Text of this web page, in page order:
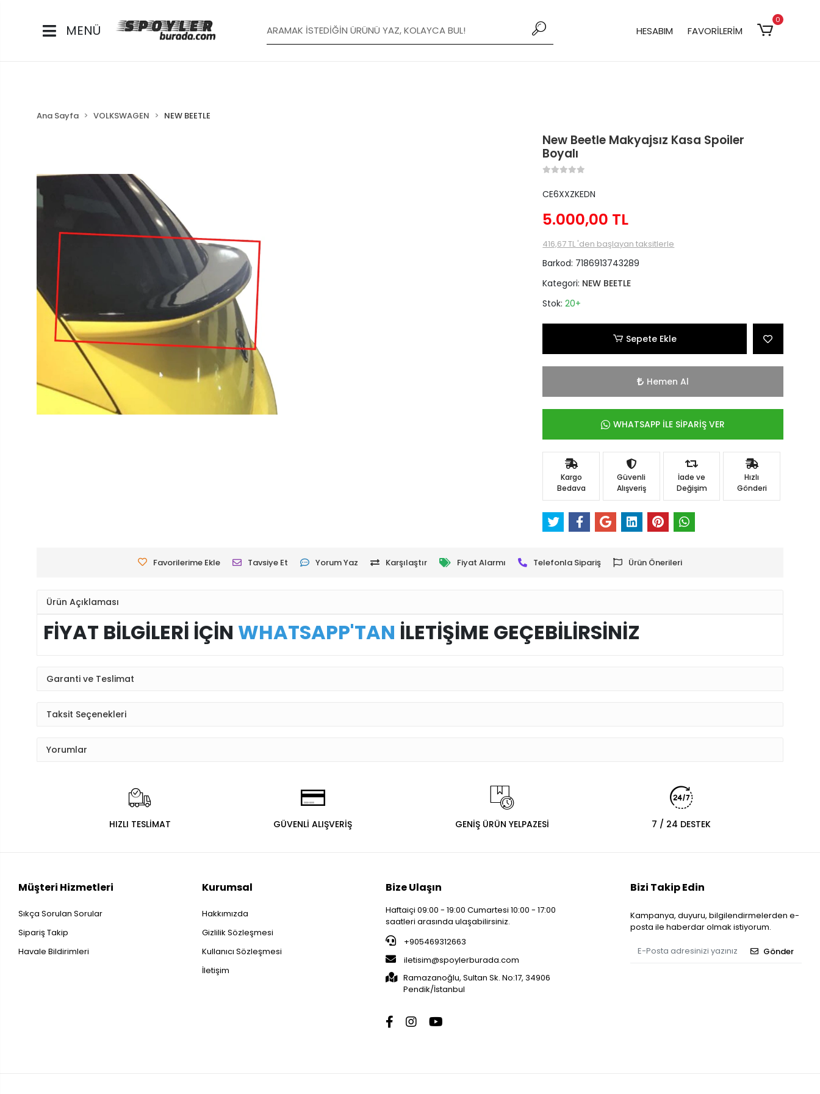
MENÜ HESABIM FAVORİLERİM
0
Ana Sayfa VOLKSWAGEN NEW BEETLE
New Beetle Makyajsız Kasa Spoiler
Boyalı
CE6XXZKEDN
5.000,00 TL
416,67 TL 'den başlayan taksitlerle
Barkod: 7186913743289
Kategori: NEW BEETLE
Stok:20+
Sepete Ekle
Hemen Al
WHATSAPP İLE SİPARİŞ VER
Kargo
Bedava
Güvenli
Alışveriş
İade ve
Değişim
Hızlı
Gönderi
Favorilerime Ekle Tavsiye Et Yorum Yaz Karşılaştır Fiyat Alarmı Telefonla Sipariş Ürün Önerileri
Ürün Açıklaması
FİYAT BİLGİLERİ İÇİN WHATSAPP'TAN İLETİŞİME GEÇEBİLİRSİNİZ
Garanti ve Teslimat
Taksit Seçenekleri
Yorumlar
HIZLI TESLİMAT GÜVENLİ ALIŞVERİŞ GENİŞ ÜRÜN YELPAZESİ 7 / 24 DESTEK
Müşteri Hizmetleri
Sıkça Sorulan Sorular
Sipariş Takip
Havale Bildirimleri
Kurumsal
Hakkımızda
Gizlilik Sözleşmesi
Kullanıcı Sözleşmesi
İletişim
Bize Ulaşın
Haftaiçi 09:00 - 19:00 Cumartesi 10:00 - 17:00
saatleri arasında ulaşabilirsiniz.
+905469312663
iletisim@spoylerburada.com
Ramazanoğlu, Sultan Sk. No:17, 34906
Pendik/İstanbul
Bizi Takip Edin
Kampanya, duyuru, bilgilendirmelerden e-
posta ile haberdar olmak istiyorum.
Gönder